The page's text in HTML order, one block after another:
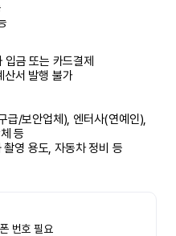
금 또는 카드결제
산서 발행 불가
급/보안업체), 엔터사(연예인),
등
촬영 용도, 자동차 정비 등
번호 필요